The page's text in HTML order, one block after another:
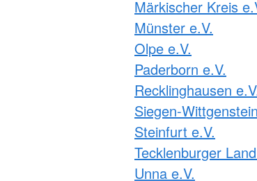
Märkischer Kreis
Münster e.V.
Olpe e.V.
Paderborn e.V.
Recklinghausen
Siegen-
Steinfurt e.V.
Tecklenburger
Unna e.V.